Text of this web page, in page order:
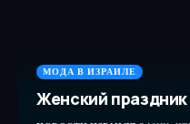
МОДА В ИЗРАИЛЕ
Женский